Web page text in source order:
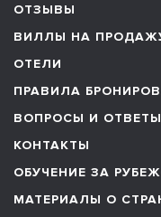
ОТЗЫВЫ
ВИЛЛЫ НА
ОТЕЛИ
ПРАВИЛА
ВОПРОСЫ И ОТВЕТЫ
КОНТАКТЫ
ОБУЧЕНИЕ ЗА
МАТЕРИАЛЫ О